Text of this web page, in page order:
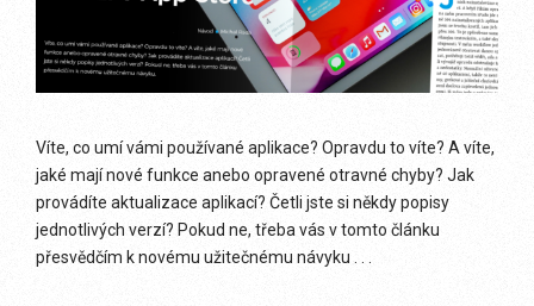
Víte, co umí vámi používané aplikace? Opravdu to víte? A víte,
jaké mají nové funkce anebo opravené otravné chyby? Jak
provádíte aktualizace aplikací? Četli jste si někdy popisy
jednotlivých verzí? Pokud ne, třeba vás v tomto článku
přesvědčím k novému užitečnému návyku . . .